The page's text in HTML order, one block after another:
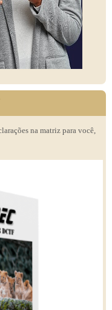
na matriz para você,